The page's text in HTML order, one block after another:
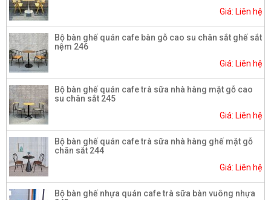
Giá: Liên hệ
Bộ bàn ghế quán cafe bàn gỗ cao su chân sắt ghế sắt
nệm 246
Giá: Liên hệ
Bộ bàn ghế quán cafe trà sữa nhà hàng mặt gỗ cao
su chân sắt 245
Giá: Liên hệ
Bộ bàn ghế quán cafe trà sữa nhà hàng ghế mặt gỗ
chân sắt 244
Giá: Liên hệ
Bộ bàn ghế nhựa quán cafe trà sữa bàn vuông nhựa